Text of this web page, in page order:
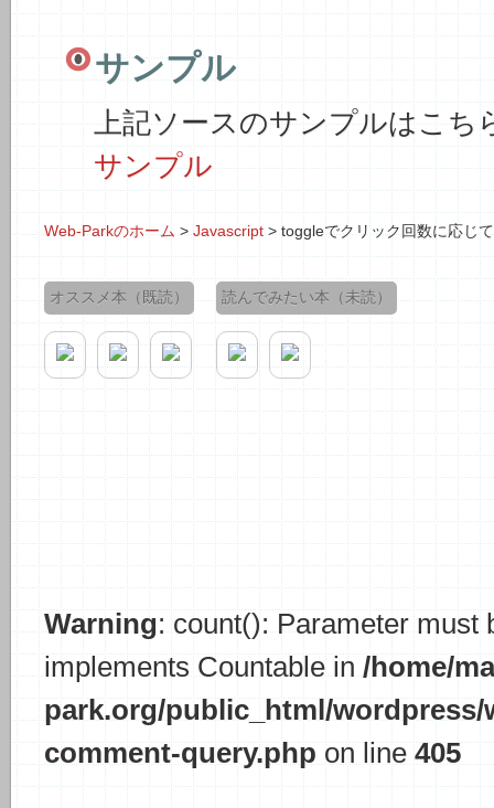
サンプル
上記ソースのサンプルはこち
サンプル
Web-Parkのホーム>Javascript>toggleでクリック回数に応じ
オススメ本（既読） 読んでみたい本（未読）
Warning: count(): Parameter must
implements Countable in /home/
park.org/public_html/
comment-query.phpon line405